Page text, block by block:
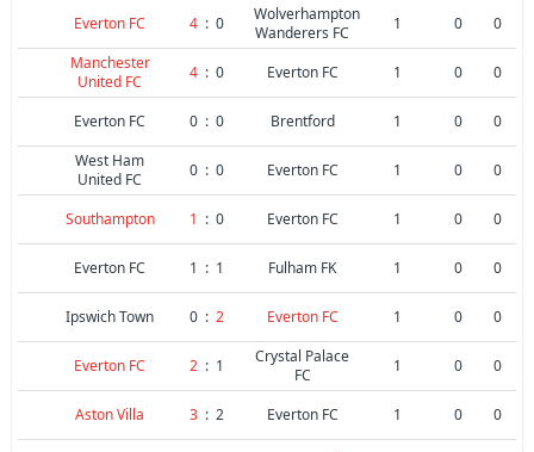
Everton FC 4 : 0
Wolverhampton
Wanderers FC
1 0
0
Manchester
United FC
4 : 0 Everton FC 1 0 0
Everton FC 0 : 0 Brentford 1 0
0
West Ham
United FC
0 : 0 Everton FC 1 0 0
Southampton 1 : 0 Everton FC 1 0 0
Everton FC 1 : 1 Fulham FK 1 0 0
Ipswich Town 0 : 2 Everton FC 1 0 0
Everton FC 2 : 1
Crystal Palace
FC
1 0 0
Aston Villa 3 : 2 Everton FC 1 0 0